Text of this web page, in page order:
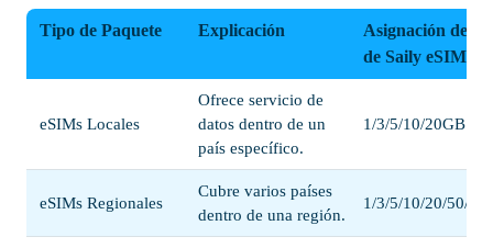
Tipo de Paquete Explicación
Asignación de
de Saily eSIM
eSIMs Locales
Ofrece servicio de
datos dentro de un
país específico.
1/3/5/10/20GB
eSIMs Regionales
Cubre varios países
dentro de una región.
1/3/5/10/20/50/